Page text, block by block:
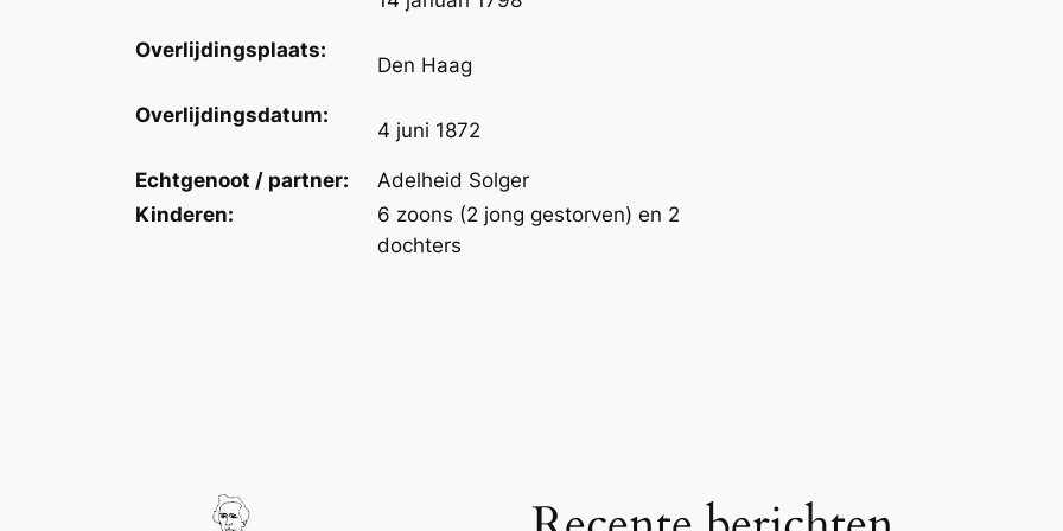
Overlijdingsplaats:
Den Haag
Overlijdingsdatum:
4 juni 1872
Echtgenoot / partner:
Adelheid Solger
Kinderen:
6 zoons (2 jong gestorven) en 2
dochters